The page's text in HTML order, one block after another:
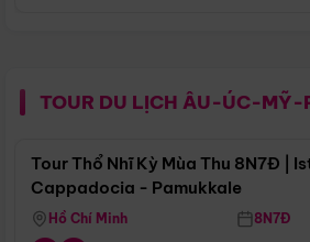
TOUR DU LỊCH ÂU-ÚC-MỸ-
Tour Thổ Nhĩ Kỳ Mùa Thu 8N7Đ |
Cappadocia - Pamukkale
Hồ Chí Minh 8N7Đ